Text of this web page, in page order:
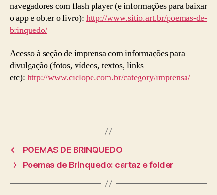
navegadores com flash player (e informações para baixar
o app e obter o livro): http://www.sitio.art.br/poemas-de-
brinquedo/
Acesso à seção de imprensa com informações para
divulgação (fotos, vídeos, textos, links
etc): http://www.ciclope.com.br/category/imprensa/
←
POEMAS DE BRINQUEDO
→
Poemas de Brinquedo: cartaz e folder